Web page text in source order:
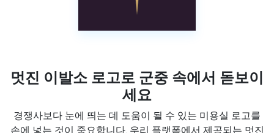
멋진 이발소 로고로 군중 속에서 돋보이
세요
경쟁사보다 눈에 띄는 데 도움이 될 수 있는 미용실 로고를
손에 넣는 것이 중요합니다. 우리 플랫폼에서 제공되는 멋진